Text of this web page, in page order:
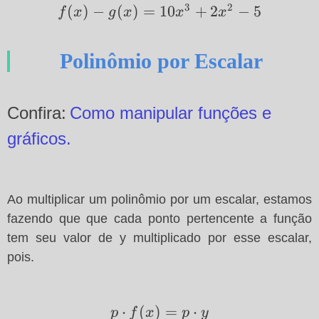
13
f(x)-
f(x) − g(x) = 10x3 + 2x2 − 5
Polinômio por Escalar
Confira: Como manipular funções e
gráficos.
Ao multiplicar um polinômio por um escalar, estamos
fazendo que que cada ponto pertencente a função
tem seu valor de y multiplicado por esse escalar,
pois.
p\cdot
p ⋅ f (x) = p ⋅ y